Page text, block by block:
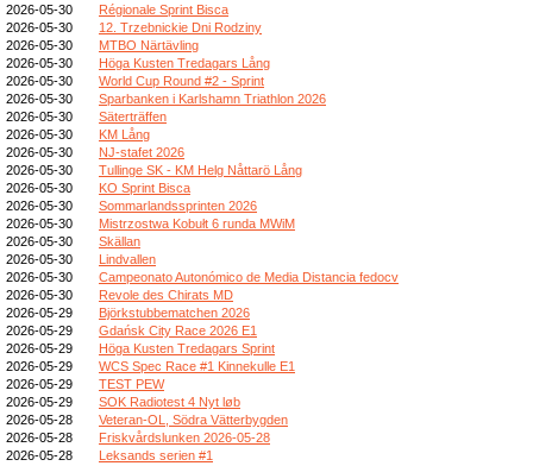
2026-05-30
Régionale Sprint Bisca
2026-05-30
12. Trzebnickie Dni Rodziny
2026-05-30
MTBO Närtävling
2026-05-30
Höga Kusten Tredagars Lång
2026-05-30
World Cup Round #2 - Sprint
2026-05-30
Sparbanken i Karlshamn Triathlon 2026
2026-05-30
Säterträffen
2026-05-30
KM Lång
2026-05-30
NJ-stafet 2026
2026-05-30
Tullinge SK - KM Helg Nåttarö Lång
2026-05-30
KO Sprint Bisca
2026-05-30
Sommarlandssprinten 2026
2026-05-30
Mistrzostwa Kobułt 6 runda MWiM
2026-05-30
Skällan
2026-05-30
Lindvallen
2026-05-30
Campeonato Autonómico de Media Distancia fedocv
2026-05-30
Revole des Chirats MD
2026-05-29
Björkstubbematchen 2026
2026-05-29
Gdańsk City Race 2026 E1
2026-05-29
Höga Kusten Tredagars Sprint
2026-05-29
WCS Spec Race #1 Kinnekulle E1
2026-05-29
TEST PEW
2026-05-29
SOK Radiotest 4 Nyt løb
2026-05-28
Veteran-OL, Södra Vätterbygden
2026-05-28
Friskvårdslunken 2026-05-28
2026-05-28
Leksands serien #1